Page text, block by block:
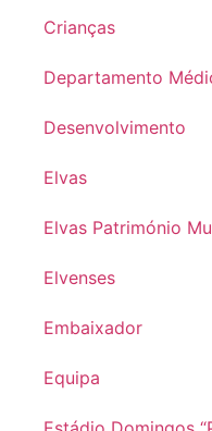
Crianças
Departamento
Desenvolvimento
Elvas
Elvas Património
Elvenses
Embaixador
Equipa